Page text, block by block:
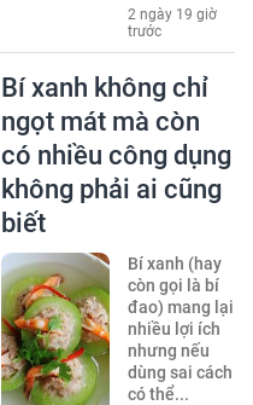
2 ngày 19 giờ
trước
Bí xanh không chỉ
ngọt mát mà còn
có nhiều công dụng
không phải ai cũng
biết
Bí xanh (hay
còn gọi là bí
đao) mang lại
nhiều lợi ích
nhưng nếu
dùng sai cách
có thể...